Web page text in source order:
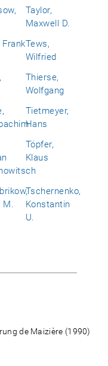
Taylor,
Maxwell D.
FrankTews,
Wilfried
Thierse,
Wolfgang
Tietmeyer,
Hans
Töpfer,
Klaus
M.
Tschernenko,
Konstantin
U.
de Maizière (1990)